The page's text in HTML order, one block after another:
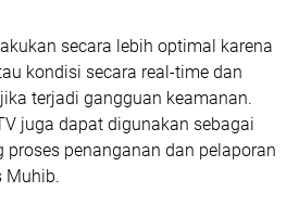
secara lebih optimal karena
kondisi secara real-time dan
terjadi gangguan keamanan.
juga dapat digunakan sebagai
penanganan dan pelaporan
Muhib.